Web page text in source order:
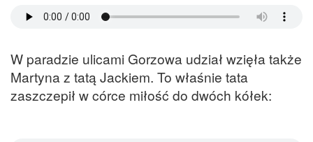
W paradzie ulicami Gorzowa udział wzięła także
Martyna z tatą Jackiem. To właśnie tata
zaszczepił w córce miłość do dwóch kółek: